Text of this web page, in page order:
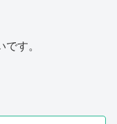
す。